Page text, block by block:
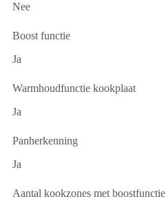
Nee
Boost functie
Ja
Warmhoudfunctie kookplaat
Ja
Panherkenning
Ja
Aantal kookzones met boostfunctie